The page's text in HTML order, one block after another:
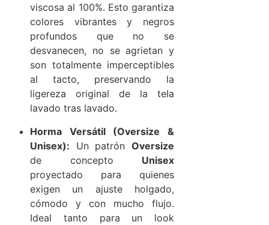
viscosa al 100%. Esto garantiza
colores vibrantes y negros
profundos que no se
desvanecen, no se agrietan y
son totalmente imperceptibles
al tacto, preservando la
ligereza original de la tela
lavado tras lavado.
Horma Versátil (Oversize &
Unisex): Un patrón Oversize
de concepto Unisex
proyectado para quienes
exigen un ajuste holgado,
cómodo y con mucho flujo.
Ideal tanto para un look